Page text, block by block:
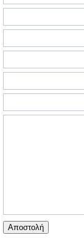
Αποστολή